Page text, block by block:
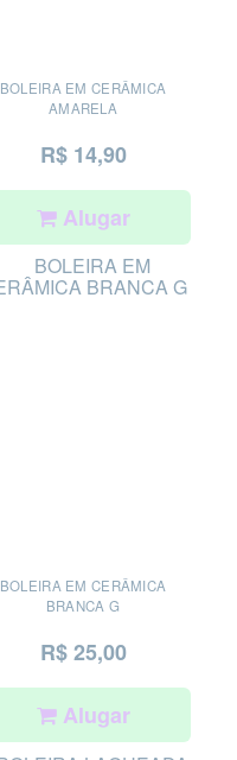
BOLEIRA EM CERÂMICA
AMARELA
R$ 14,90
Alugar
BOLEIRA EM CERÂMICA
BRANCA G
R$ 25,00
Alugar